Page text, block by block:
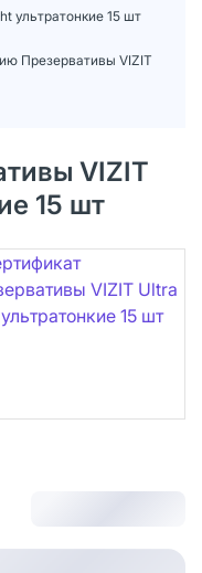
ультратонкие 15 шт
Презервативы VIZIT
VIZIT
15 шт